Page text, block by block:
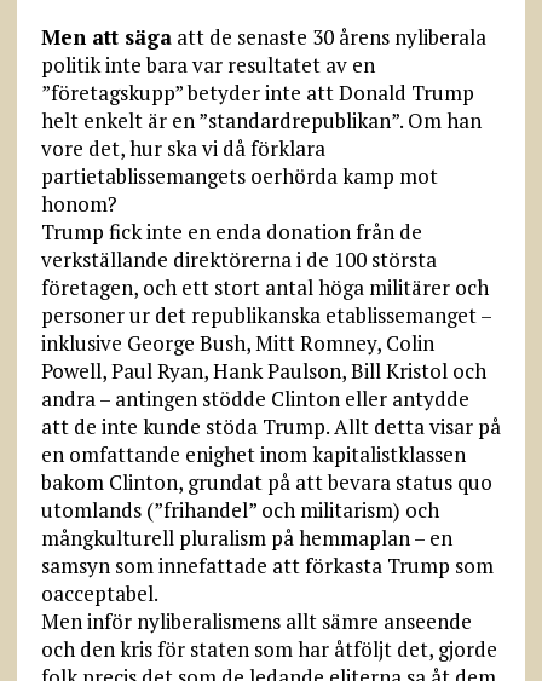
Men att sägaatt de senaste 30 årens nyliberala
politik inte bara var resultatet av en
”företagskupp” betyder inte att Donald Trump
helt enkelt är en ”standardrepublikan”. Om han
vore det, hur ska vi då förklara
partietablissemangets oerhörda kamp mot
honom?
Trump fick inte en enda donation från de
verkställande direktörerna i de 100 största
företagen, och ett stort antal höga militärer och
personer ur det republikanska etablissemanget –
inklusive George Bush, Mitt Romney, Colin
Powell, Paul Ryan, Hank Paulson, Bill Kristol och
andra – antingen stödde Clinton eller antydde
att de inte kunde stöda Trump. Allt detta visar på
en omfattande enighet inom kapitalistklassen
bakom Clinton, grundat på att bevara status quo
utomlands (”frihandel” och militarism) och
mångkulturell pluralism på hemmaplan – en
samsyn som innefattade att förkasta Trump som
oacceptabel.
Men inför nyliberalismens allt sämre anseende
och den kris för staten som har åtföljt det, gjorde